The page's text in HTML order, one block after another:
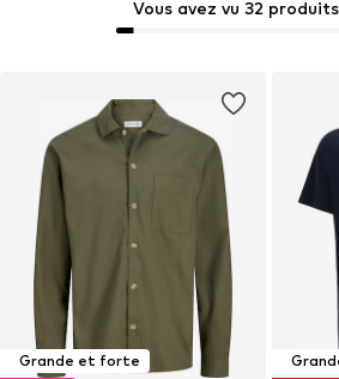
Vous avez vu 32
Grande et forte